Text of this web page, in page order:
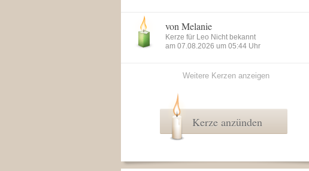
von Melanie
Kerze für Leo Nicht bekannt
am 07.08.2026 um 05:44 Uhr
Weitere Kerzen anzeigen
Kerze anzünden